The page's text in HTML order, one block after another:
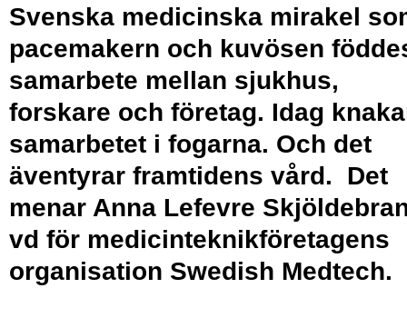
Svenska medicinska mirakel
pacemakern och kuvösen
samarbete mellan sjukhus,
forskare och företag. Idag
sam­arbetet i fogarna. Och det
äventyrar framtidens vård. Det
menar Anna ­Lefevre
vd för medicinteknikföretagens
organisation Swedish Medtech.